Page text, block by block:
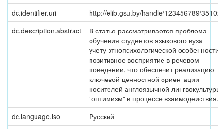
dc.identifier.uri
http://elib.gsu.by/handle/123456789/
dc.description.abstract
В статье рассматривается проблема
обучения студентов языкового вуза
учету этнопсихологической
позитивное восприятие в речевом
поведении, что обеспечит реализацию
ключевой ценностной ориентации
носителей англоязычной
"оптимизм" в процессе взаимодействия.
dc.language.iso
Русский